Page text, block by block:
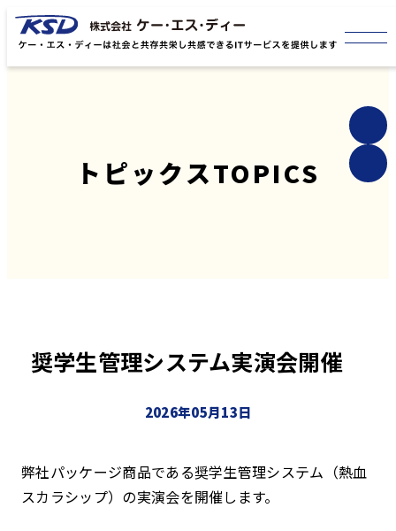
トピックスTOPICS
奨学生管理システム実演会開催
2026年05月13日
弊社パッケージ商品である奨学生管理システム（熱血
スカラシップ）の実演会を開催します。